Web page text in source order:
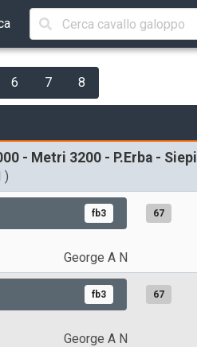
6 7 8
- Metri 3200 - P.Erba - Siepi
)
fb3 67
George A N
fb3 67
George A N